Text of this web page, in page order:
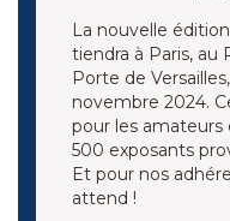
La nouvelle
tiendra à Paris, au
Porte de
novembre 2024.
pour les amateurs
500 exposants
Et pour nos
attend !